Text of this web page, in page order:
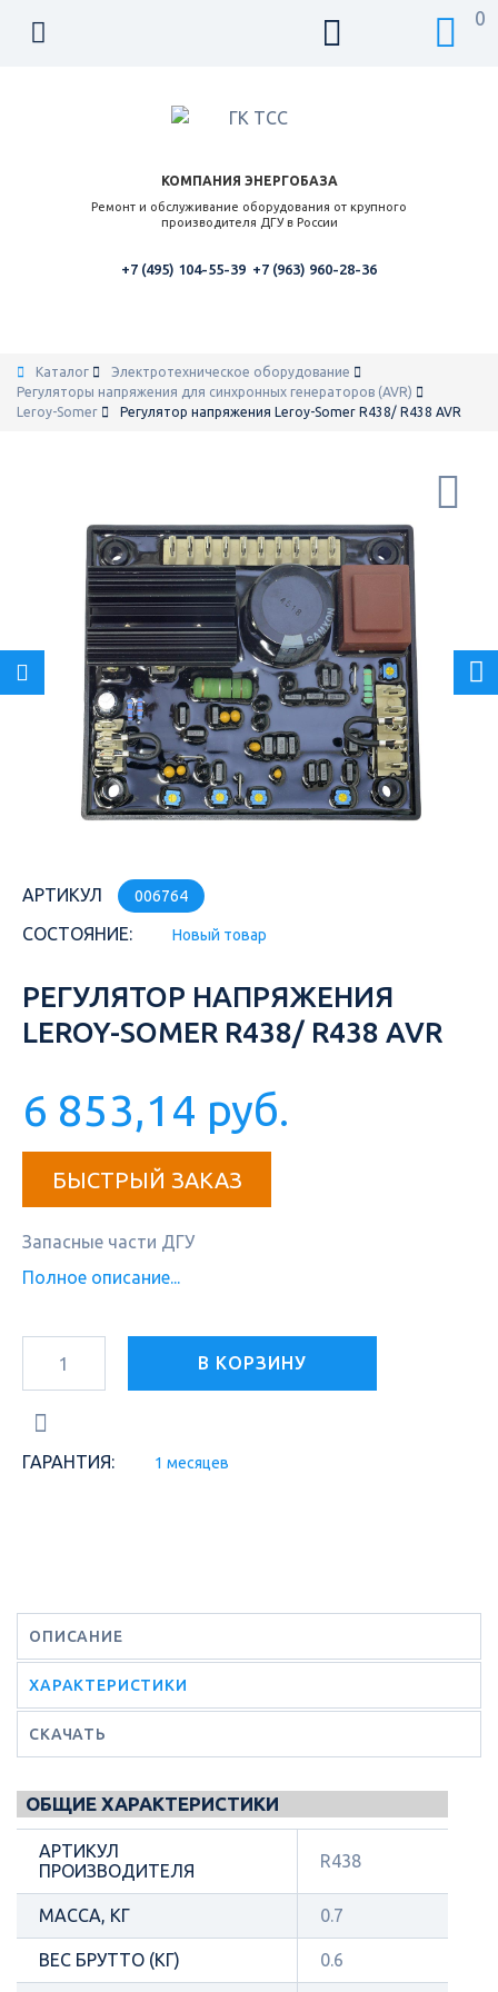
КОМПАНИЯ ЭНЕРГОБАЗА
Ремонт и обслуживание оборудования от крупного
производителя ДГУ в России
0
+7 (495) 104-55-39 +7 (963) 960-28-36
Каталог
Электротехническое оборудование
Регуляторы напряжения для синхронных генераторов (AVR)
Leroy-Somer
Регулятор напряжения Leroy-Somer R438/ R438 AVR
АРТИКУЛ 006764
СОСТОЯНИЕ: Новый товар
РЕГУЛЯТОР НАПРЯЖЕНИЯ
LEROY-SOMER R438/ R438 AVR
6 853,14 руб.
БЫСТРЫЙ ЗАКАЗ
Запасные части ДГУ
Полное описание...
В КОРЗИНУ
ГАРАНТИЯ: 1 месяцев
ОПИСАНИЕ
ХАРАКТЕРИСТИКИ
СКАЧАТЬ
ОБЩИЕ ХАРАКТЕРИСТИКИ
АРТИКУЛ
ПРОИЗВОДИТЕЛЯ
R438
МАССА, КГ 0.7
ВЕС БРУТТО (КГ) 0.6